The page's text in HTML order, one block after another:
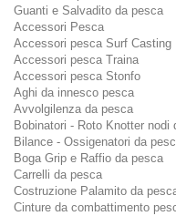
Guanti e Salvadito da pesca
Accessori Pesca
Accessori pesca Surf Casting
Accessori pesca Traina
Accessori pesca Stonfo
Aghi da innesco pesca
Avvolgilenza da pesca
Bobinatori - Roto Knotter nodi
Bilance - Ossigenatori da
Boga Grip e Raffio da pesca
Carrelli da pesca
Costruzione Palamito da
Cinture da combattimento